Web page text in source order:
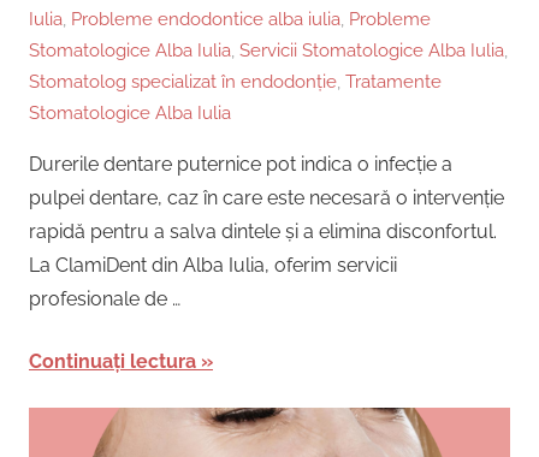
Iulia, Probleme endodontice alba iulia, Probleme
Stomatologice Alba Iulia, Servicii Stomatologice Alba Iulia,
Stomatolog specializat în endodonție, Tratamente
Stomatologice Alba Iulia
Durerile dentare puternice pot indica o infecție a
pulpei dentare, caz în care este necesară o intervenție
rapidă pentru a salva dintele și a elimina disconfortul.
La ClamiDent din Alba Iulia, oferim servicii
profesionale de …
Continuați lectura